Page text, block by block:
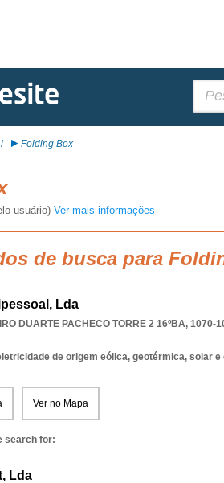
Folding Box
usuário) Ver mais informações
de busca para
Lda
DUARTE PACHECO TORRE 2 16ºBA, 1070-
de origem eólica, geotérmica, solar e
Ver no Mapa
search for:
Lda